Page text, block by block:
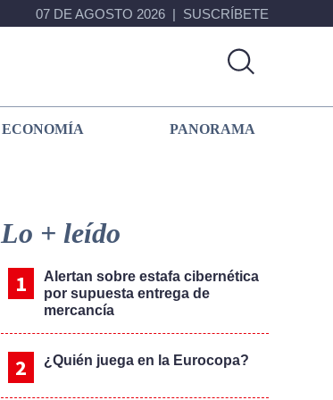
07 DE AGOSTO 2026 SUSCRÍBETE
ECONOMÍA PANORAMA
Sidebar
Lo + leído
Alertan sobre estafa cibernética
por supuesta entrega de
mercancía
¿Quién juega en la Eurocopa?